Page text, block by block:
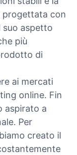
progettata con
suo aspetto
più
di
ai mercati
online. Fin
aspirato a
Per
creato il